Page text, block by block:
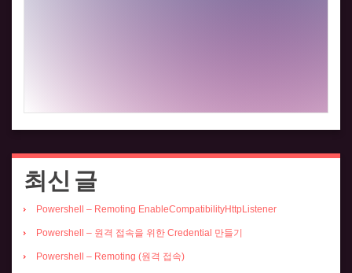
최신 글
Powershell – Remoting EnableCompatibilityHttpListener
Powershell – 원격 접속을 위한 Credential 만들기
Powershell – Remoting (원격 접속)